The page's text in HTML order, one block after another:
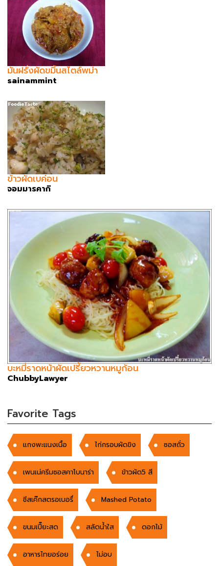
มันฝรั่งผัดขมิ้นสไตล์พม่า
sainammint
ข้าวผัดเบค่อน
จอมมารคากิ
บะหมี่ราดหน้าผัดเปรี้ยวหวานหมูก้อน
ChubbyLawyer
Favorite Tags
แกงพะแนงเนื้อ ไก่กรอบผัดขิง ซอสถั่ว
เพนเน่ครีมซอสคาโบนาร่า ข้าวผัด5 สี
ชีสเค๊กสตรอเบอรื่ Mashed Potato
ขนมเปี๊ยะสด สลัดน้ำใส ดอกไม้
อาหารไทยอร่อย ไม่อบ